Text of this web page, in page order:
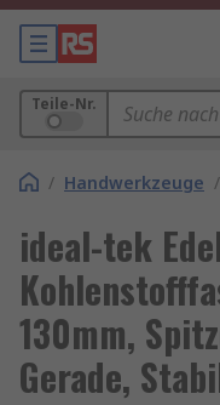
Teile-Nr.
/ Handwerkzeuge /
ideal-tek
130mm,
Gerade,